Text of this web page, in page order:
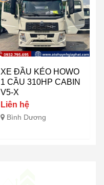
XE ĐẦU KÉO HOWO
1 CẦU 310HP CABIN
V5-X
Liên hệ
Bình Dương